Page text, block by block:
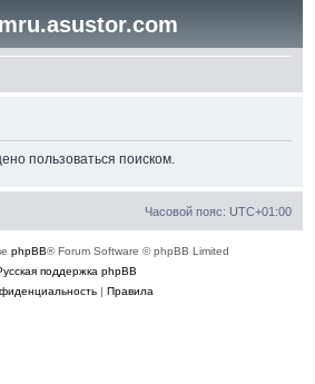
пользоваться поиском.
Часовой пояс: UTC+01:00
phpBB® Forum Software © phpBB Limited
поддержка phpBB
| Правила